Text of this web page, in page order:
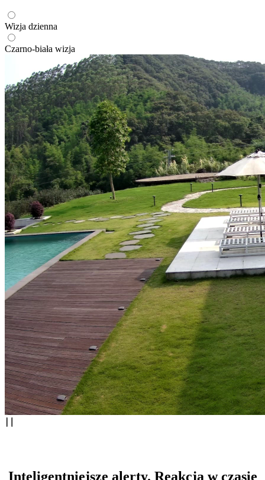
Wizja dzienna
Czarno-biała wizja
Inteligentniejsze alerty. Reakcja w czasie